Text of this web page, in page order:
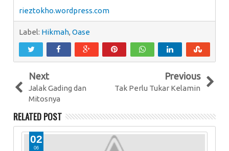
rieztokho.wordpress.com
Label: Hikmah, Oase
Next
Jalak Gading dan
Mitosnya
Previous
Tak Perlu Tukar Kelamin
RELATED POST
02
06